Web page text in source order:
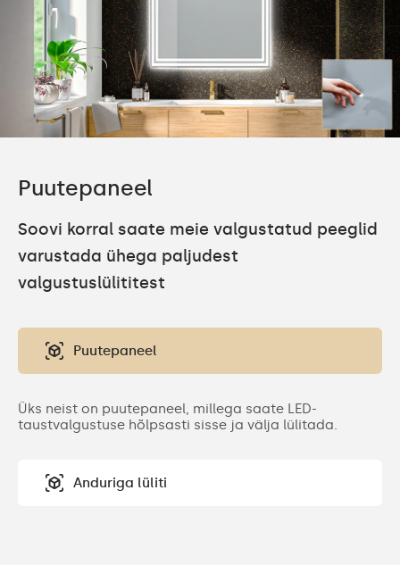
Puutepaneel
Soovi korral saate meie valgustatud peeglid
varustada ühega paljudest
valgustuslülititest
Puutepaneel
Üks neist on puutepaneel, millega saate LED-
taustvalgustuse hõlpsasti sisse ja välja lülitada.
Anduriga lüliti